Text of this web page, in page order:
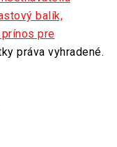
balík,
pre
práva vyhradené.